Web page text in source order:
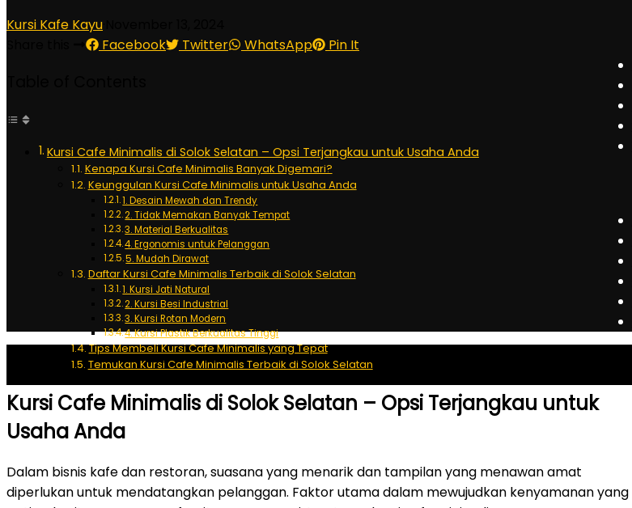
Kursi Kafe Kayu
Facebook Twitter WhatsApp Pin It
Kursi Cafe Minimalis di Solok Selatan – Opsi Terjangkau untuk Usaha Anda
Kenapa Kursi Cafe Minimalis Banyak Digemari?
Keunggulan Kursi Cafe Minimalis untuk Usaha Anda
1. Desain Mewah dan Trendy
2. Tidak Memakan Banyak Tempat
3. Material Berkualitas
4. Ergonomis untuk Pelanggan
5. Mudah Dirawat
Daftar Kursi Cafe Minimalis Terbaik di Solok Selatan
1. Kursi Jati Natural
2. Kursi Besi Industrial
3. Kursi Rotan Modern
4. Kursi Plastik Berkualitas Tinggi
Tips Membeli Kursi Cafe Minimalis yang Tepat
Temukan Kursi Cafe Minimalis Terbaik di Solok Selatan
Kursi Cafe Minimalis di Solok Selatan – Opsi Terjangkau untuk
Usaha Anda
Dalam bisnis kafe dan restoran, suasana yang menarik dan tampilan yang menawan amat
diperlukan untuk mendatangkan pelanggan. Faktor utama dalam mewujudkan kenyamanan yang